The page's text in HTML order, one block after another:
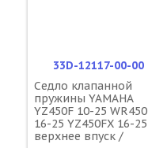
33D-12117-00-00
Седло клапанной
пружины YAMAHA
YZ450F 10-25
16-25 YZ450FX 16-25
верхнее впуск /